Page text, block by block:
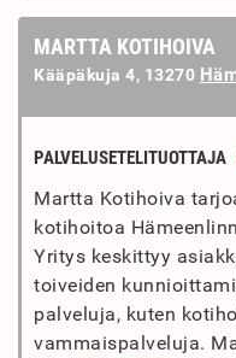
MARTTA KOTIHOIVA
Kääpäkuja 4, 13270
PALVELUSETELITUOTTAJA
Martta Kotihoiva
kotihoitoa
Yritys keskittyy
toiveiden
palveluja, kuten
vammaispalveluja.